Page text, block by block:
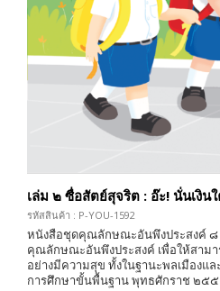
เล่ม ๒ ซื่อสัตย์สุจริต : อ๊ะ! นั่นเงิน
รหัสสินค้า : P-YOU-1592
หนังสือชุดคุณลักษณะอันพึงประสงค์ ๘
คุณลักษณะอันพึงประสงค์ เพื่อให้สาม
อย่างมีความสุข ทั้งในฐานะพลเมืองแ
การศึกษาขั้นพื้นฐาน พุทธศักราช ๒๕